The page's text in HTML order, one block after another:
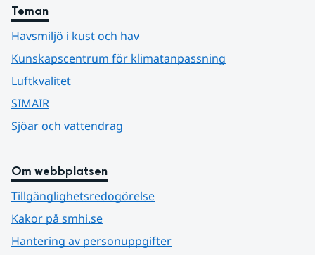
Teman
Havsmiljö i kust och hav
Kunskapscentrum för klimatanpassning
Luftkvalitet
SIMAIR
Sjöar och vattendrag
Om webbplatsen
Tillgänglighetsredogörelse
Kakor på smhi.se
Hantering av personuppgifter